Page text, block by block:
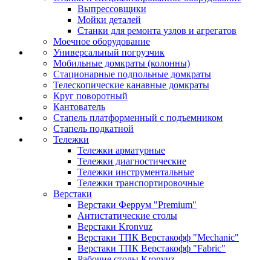
Выпрессовщики
Мойки деталей
Станки для ремонта узлов и агрегатов
Моечное оборудование
Универсальный погрузчик
Мобильные домкраты (колонны)
Стационарные подпольные домкраты
Телескопические канавные домкраты
Круг поворотный
Кантователь
Стапель платформенный с подъемником
Стапель подкатной
Тележки
Тележки арматурные
Тележки диагностические
Тележки инструментальные
Тележки транспортировочные
Верстаки
Верстаки Феррум "Premium"
Антистатические столы
Верстаки Kronvuz
Верстаки ТПК Верстакофф "Mechanic"
Верстаки ТПК Верстакофф "Fabric"